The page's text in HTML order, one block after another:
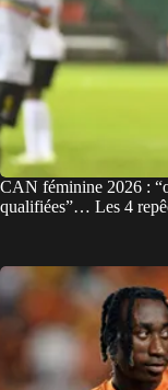
CAN féminine 2026 :
qualifiées”… Les 4